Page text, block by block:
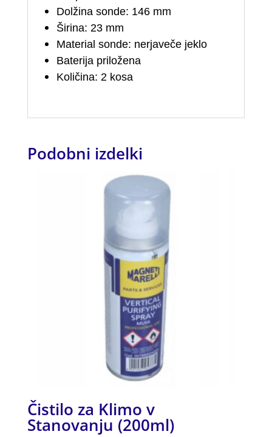
Dolžina sonde: 146 mm
Širina: 23 mm
Material sonde: nerjaveče jeklo
Baterija priložena
Količina: 2 kosa
Podobni izdelki
Čistilo za Klimo v
Stanovanju (200ml)